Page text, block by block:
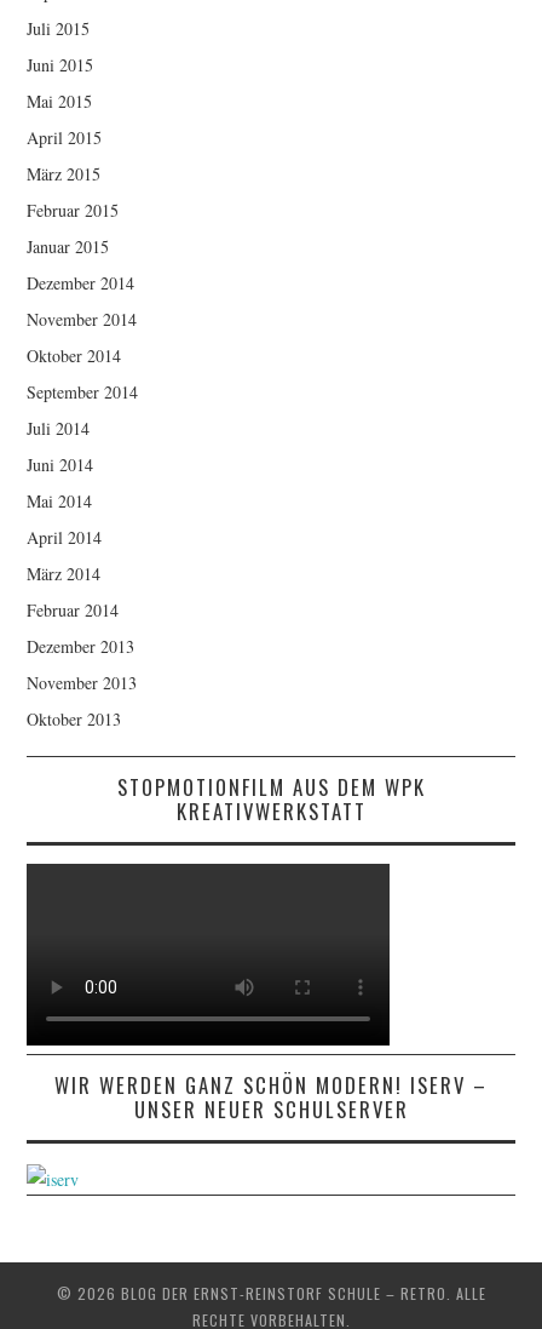
Juli 2015
Juni 2015
Mai 2015
April 2015
März 2015
Februar 2015
Januar 2015
Dezember 2014
November 2014
Oktober 2014
September 2014
Juli 2014
Juni 2014
Mai 2014
April 2014
März 2014
Februar 2014
Dezember 2013
November 2013
Oktober 2013
STOPMOTIONFILM AUS DEM WPK
KREATIVWERKSTATT
WIR WERDEN GANZ SCHÖN MODERN! ISERV –
UNSER NEUER SCHULSERVER
© 2026 BLOG DER ERNST-REINSTORF SCHULE – RETRO. ALLE
RECHTE VORBEHALTEN.